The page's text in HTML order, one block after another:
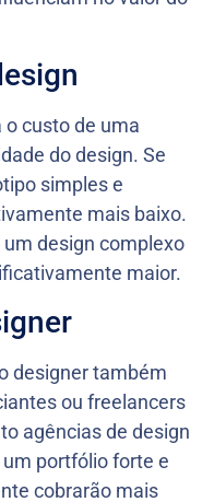
custo de uma
do design. Se
simples e
mais baixo.
design complexo
maior.
designer também
ou freelancers
agências de design
portfólio forte e
cobrarão mais